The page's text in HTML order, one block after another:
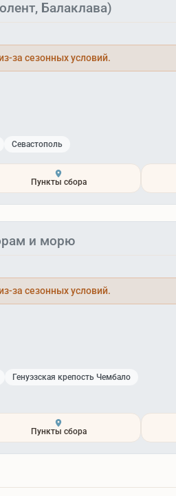
Балаклава)
за сезонных условий.
Севастополь
Пункты сбора
и морю
за сезонных условий.
Генуэзская крепость Чембало
Пункты сбора